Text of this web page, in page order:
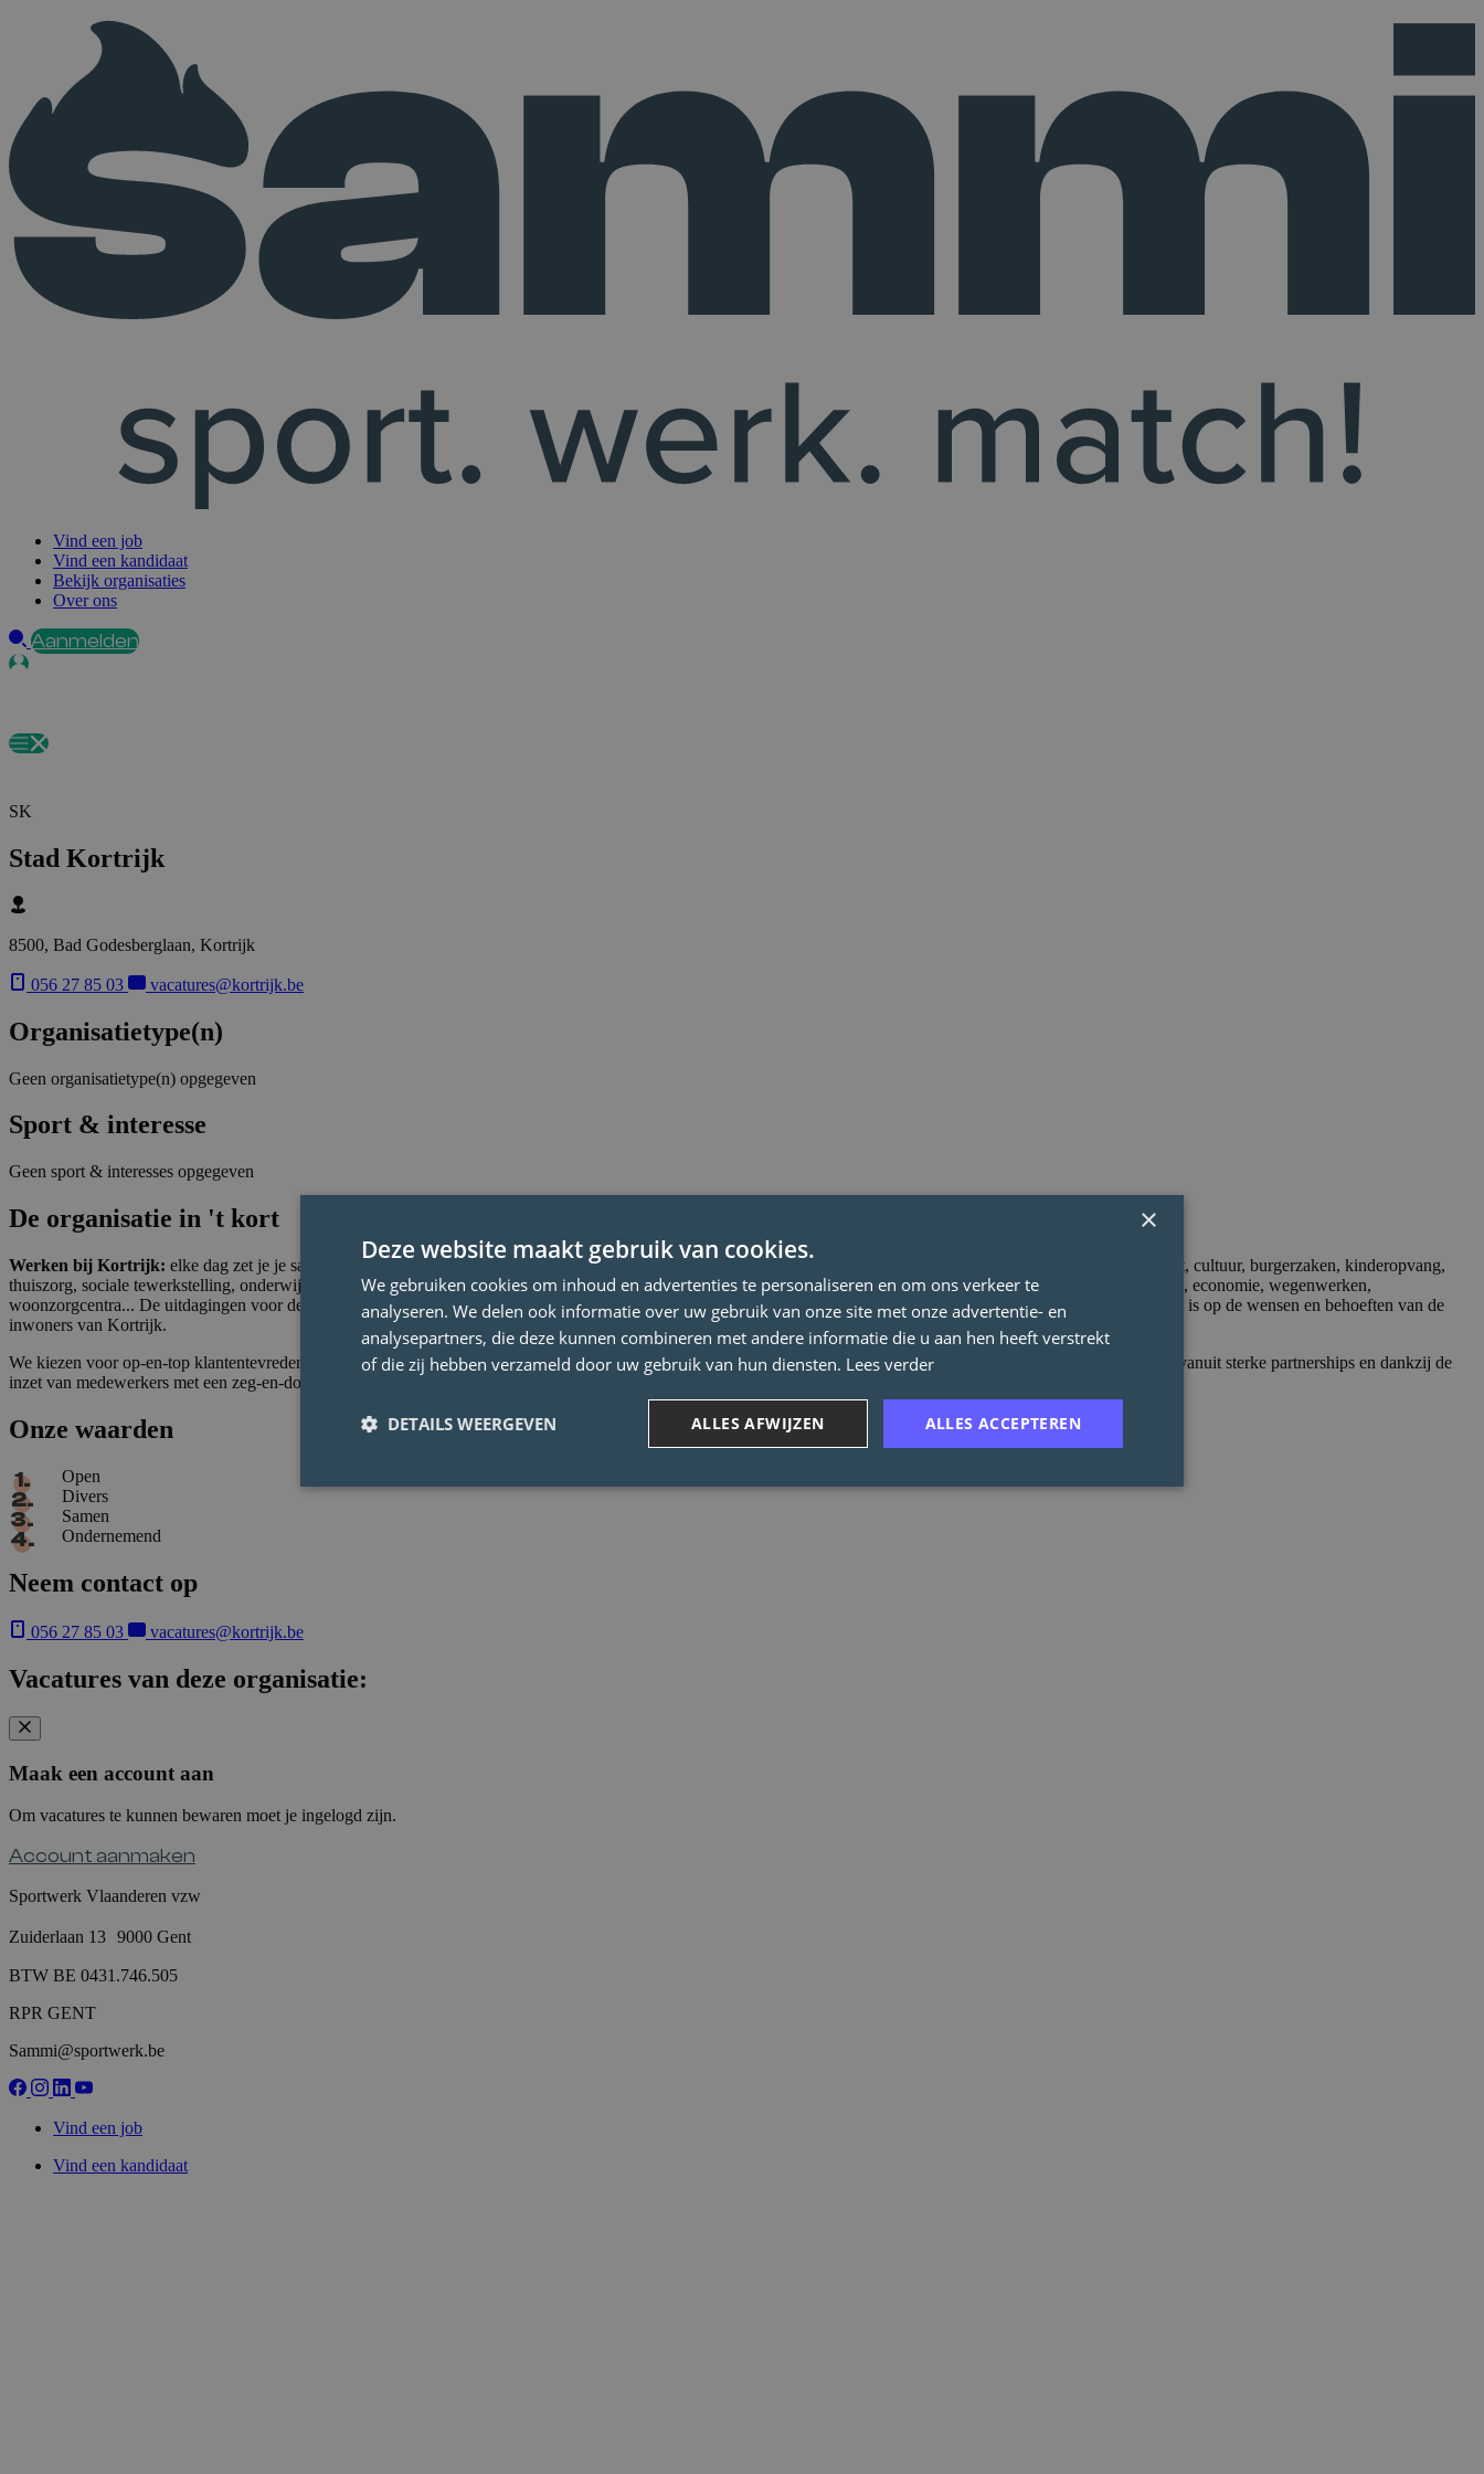
Vind een job
Vind een kandidaat
Bekijk organisaties
Over ons
Aanmelden
SK
Stad Kortrijk
8500, Bad Godesberglaan, Kortrijk
056 27 85 03 vacatures@kortrijk.be
Organisatietype(n)
Geen organisatietype(n) opgegeven
Sport & interesse
Geen sport & interesses opgegeven
De organisatie in 't kort
Werken bij Kortrijk: elke dag zet je je samen met meer dan 1800 collega's in voor dé Kortrijkzaan. Ons aanbod qua dienstverlening is zeer divers. Denk maar aan sport, cultuur, burgerzaken, kinderopvang,
thuiszorg, sociale tewerkstelling, onderwijs, integratie, stadsontwikkeling, huisvuilophaling, groen, parkeerbeleid, armoedebestrijding, schuldhulpverlening, evenementen, economie, wegenwerken,
woonzorgcentra... De uitdagingen voor de diensten en de medewerkers zijn dan ook groot en evolueren voortdurend. Samen zorgen we ervoor dat het aanbod afgestemd is op de wensen en behoeften van de
inwoners van Kortrijk.
We kiezen voor op-en-top klantentevredenheid dankzij snelle en slimme dienstverlening. Kortrijk is een stad waar iedereen meetelt. Kortrijk is trendsetter in Vlaanderen vanuit sterke partnerships en dankzij de
inzet van medewerkers met een zeg-en-doe-mentaliteit. En dat weerspiegelt zich in onze waarden.
Onze waarden
Open
Divers
Samen
Ondernemend
Neem contact op
056 27 85 03 vacatures@kortrijk.be
Vacatures van deze organisatie:
Maak een account aan
Om vacatures te kunnen bewaren moet je ingelogd zijn.
Account aanmaken
Sportwerk Vlaanderen vzw
Zuiderlaan 13 9000 Gent
BTW BE 0431.746.505
RPR GENT
Sammi@sportwerk.be
Vind een job
Vind een kandidaat
×
Deze website maakt gebruik van cookies.
We gebruiken cookies om inhoud en advertenties te personaliseren en om ons verkeer te
analyseren. We delen ook informatie over uw gebruik van onze site met onze advertentie- en
analysepartners, die deze kunnen combineren met andere informatie die u aan hen heeft verstrekt
of die zij hebben verzameld door uw gebruik van hun diensten. Lees verder
ALLES ACCEPTEREN
ALLES AFWIJZEN
DETAILS WEERGEVEN